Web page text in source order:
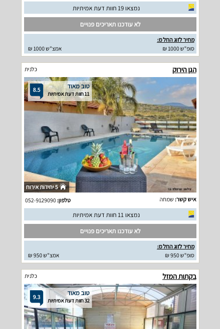
נמצאו 19 חוות דעת אמיתיות
לא עודכנו תאריכים פנויים
מחיר לזוג החל מ:
סופ"ש 1000 ₪
אמצ"ש 1000 ₪
הגן הירוק כלנית
8.5 טוב מאוד
11 חוות דעת אמיתיות
5 יחידות אירוח
איש קשר: שמחה טלפון:052-9129090
נמצאו 11 חוות דעת אמיתיות
לא עודכנו תאריכים פנויים
מחיר לזוג החל מ:
סופ"ש 950 ₪
אמצ"ש 950 ₪
בקתות המזל כלנית
9.3 טוב מאוד
32 חוות דעת אמיתיות